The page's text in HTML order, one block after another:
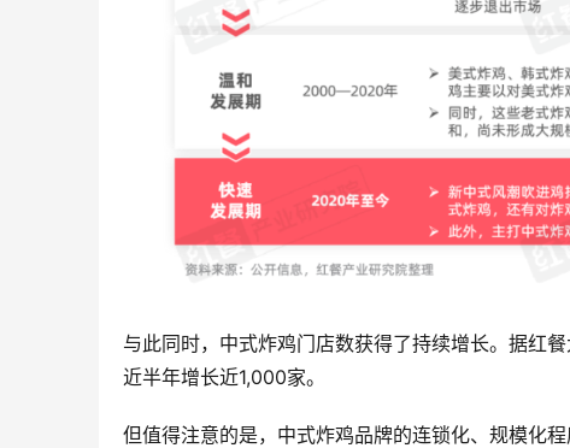
与此同时，中式炸鸡门店数获得了持续增长。据红
近半年增长近1,000家。
但值得注意的是，中式炸鸡品牌的连锁化、规模化